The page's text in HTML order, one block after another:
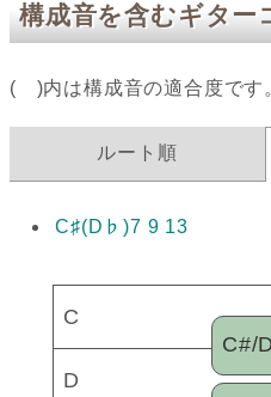
構成音を含むギター
( )内は構成音の適合度です
ルート順
C♯(D♭)7 9 13
C
C#/
D